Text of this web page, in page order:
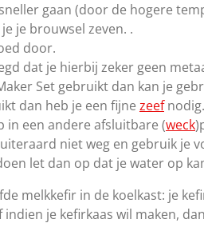
gaan (door de hogere
je brouwsel zeven. .
door.
dat je hierbij zeker geen
Set gebruikt dan kan je
dan heb je een fijne zeefnodig.
in een andere afsluitbare (weck
niet weg en gebruik je
let dan op dat je water op
melkkefir in de koelkast: je
je kefirkaas wil maken,